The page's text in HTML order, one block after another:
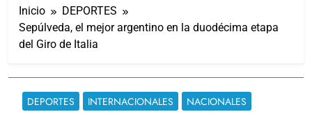
Inicio
DEPORTES
Sepúlveda, el mejor argentino en la duodécima etapa
del Giro de Italia
DEPORTES INTERNACIONALES NACIONALES